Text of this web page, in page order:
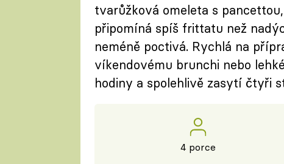
tvarůžková omeleta s
připomíná spíš frittatu než
neméně poctivá. Rychlá na
víkendovému brunchi nebo
hodiny a spolehlivě zasytí čtyři
4 porce